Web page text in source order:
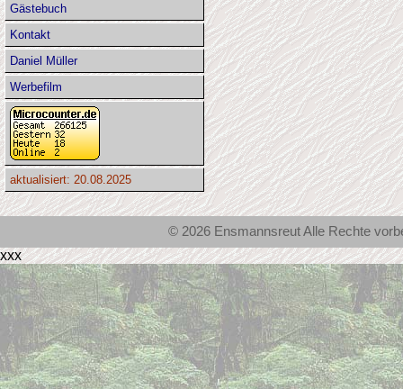
Gästebuch
Kontakt
Daniel Müller
Werbefilm
aktualisiert: 20.08.2025
© 2026 Ensmannsreut Alle Rechte
xxx